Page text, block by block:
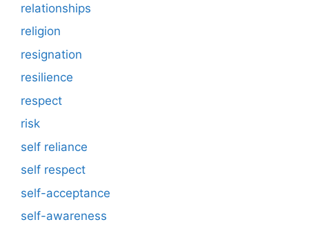
relationships
religion
resignation
resilience
respect
risk
self reliance
self respect
self-acceptance
self-awareness